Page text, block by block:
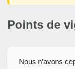
Points de
Nous n’avons